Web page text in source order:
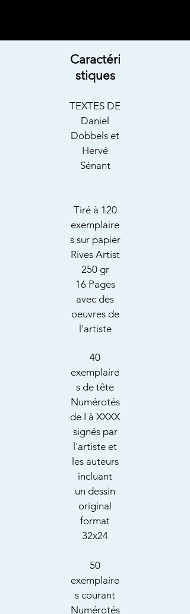
Caractéri
stiques
TEXTES DE
Daniel
Dobbels et
Hervé
Sénant
Tiré à 120
exemplaire
s sur papier
Rives Artist
250 gr
16 Pages
avec des
oeuvres de
l'artiste
40
exemplaire
s de tête
Numérotés
de I à XXXX
signés par
l'artiste et
les auteurs
incluant
un dessin
original
format
32x24
50
exemplaire
s courant
Numérotés